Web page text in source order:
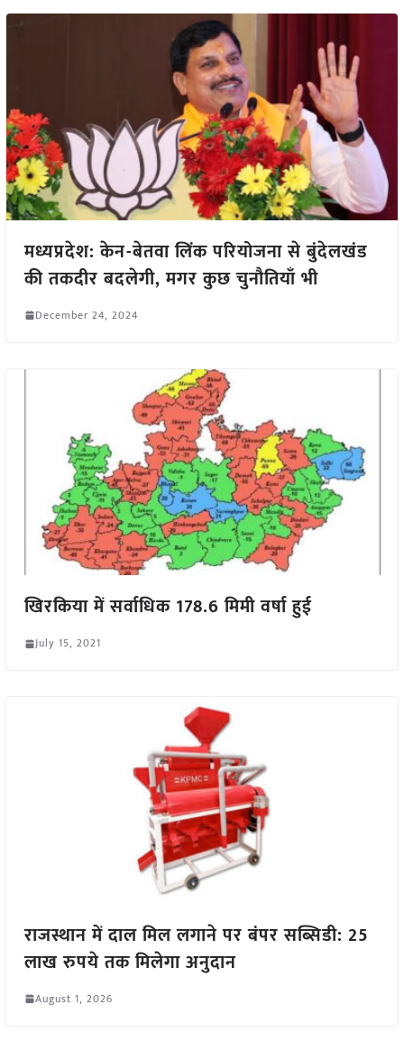
मध्यप्रदेश: केन-बेतवा लिंक परियोजना से बुंदेलखंड
की तकदीर बदलेगी, मगर कुछ चुनौतियाँ भी
December 24, 2024
खिरकिया में सर्वाधिक 178.6 मिमी वर्षा हुई
July 15, 2021
राजस्थान में दाल मिल लगाने पर बंपर सब्सिडी: 25
लाख रुपये तक मिलेगा अनुदान
August 1, 2026